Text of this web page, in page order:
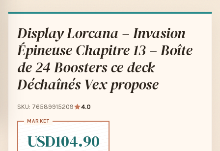
Display Lorcana – Invasion
Épineuse Chapitre 13 – Boîte
de 24 Boosters ce deck
Déchaînés Vex propose
SKU: 76589915209 4.0
USD104.90